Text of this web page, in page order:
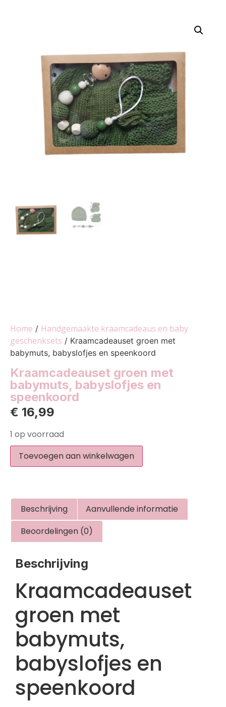
Home / Handgemaakte kraamcadeaus en baby
geschenksets / Kraamcadeauset groen met
babymuts, babyslofjes en speenkoord
Kraamcadeauset groen met
babymuts, babyslofjes en
speenkoord
€ 16,99
1 op voorraad
Toevoegen aan winkelwagen
Beschrijving
Aanvullende informatie
Beoordelingen (0)
Beschrijving
Kraamcadeauset
groen met
babymuts,
babyslofjes en
speenkoord